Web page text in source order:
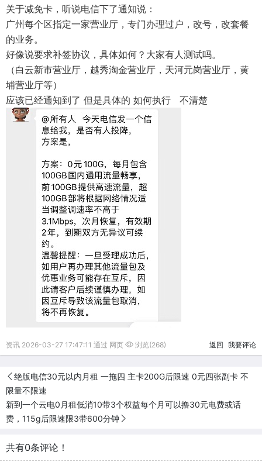
关于减免卡，听说电信下了通知说：
广州每个区指定一家营业厅，专门办理过户，改号，改套餐
的业务。
好像说要求补签协议，具体如何？大家有人测试吗。
（白云新市营业厅，越秀淘金营业厅，天河元岗营业厅，黄
埔营业厅等）
应该已经通知到了 但是具体的 如何执行 不清楚
资讯 2026-03-27 17:47:11 通过 网页 浏览(268) 返回 我要评论
绝版电信30元以内月租 一拖四 主卡200G后限速 0元四张副卡 不
限量不限速
新到一个云电0月租低消10带3个权益每个月可以撸30元电费或话
费，115g后限速限3带600分钟
共有0条评论！